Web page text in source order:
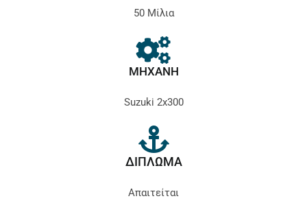
50 Μίλια
ΜΗΧΑΝΗ
Suzuki 2x300
ΔΙΠΛΩΜΑ
Απαιτείται